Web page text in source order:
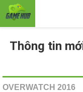
Thông tin
OVERWATCH 2016